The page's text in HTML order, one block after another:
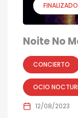
FINALIZADO
Noite No
CONCIERTO
OCIO
12/08/2023